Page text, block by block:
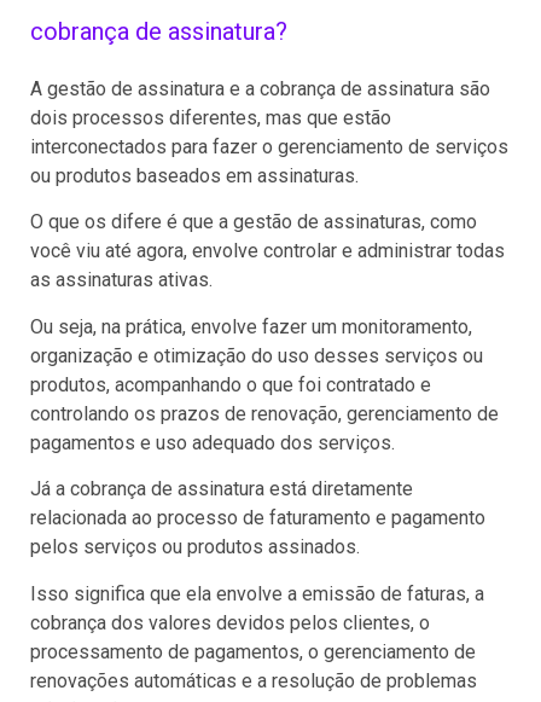
cobrança de assinatura?
A gestão de assinatura e a cobrança de assinatura são
dois processos diferentes, mas que estão
interconectados para fazer o gerenciamento de serviços
ou produtos baseados em assinaturas.
O que os difere é que a gestão de assinaturas, como
você viu até agora, envolve controlar e administrar todas
as assinaturas ativas.
Ou seja, na prática, envolve fazer um monitoramento,
organização e otimização do uso desses serviços ou
produtos, acompanhando o que foi contratado e
controlando os prazos de renovação, gerenciamento de
pagamentos e uso adequado dos serviços.
Já a cobrança de assinatura está diretamente
relacionada ao processo de faturamento e pagamento
pelos serviços ou produtos assinados.
Isso significa que ela envolve a emissão de faturas, a
cobrança dos valores devidos pelos clientes, o
processamento de pagamentos, o gerenciamento de
renovações automáticas e a resolução de problemas